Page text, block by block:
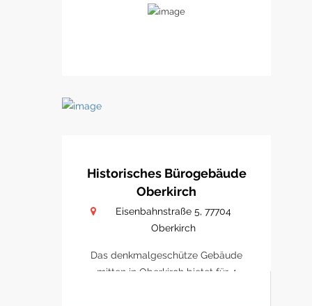
Historisches Bürogebäude
Oberkirch
Eisenbahnstraße 5, 77704
Oberkirch
Das denkmalgeschütze Gebäude
mitten in Oberkirch bietet für 4